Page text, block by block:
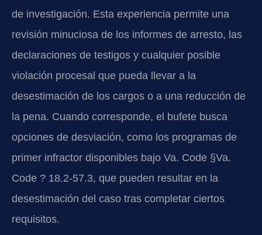
de investigación. Esta experiencia permite una
revisión minuciosa de los informes de arresto, las
declaraciones de testigos y cualquier posible
violación procesal que pueda llevar a la
desestimación de los cargos o a una reducción de
la pena. Cuando corresponde, el bufete busca
opciones de desviación, como los programas de
primer infractor disponibles bajo Va. Code §Va.
Code ? 18.2-57.3, que pueden resultar en la
desestimación del caso tras completar ciertos
requisitos.